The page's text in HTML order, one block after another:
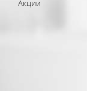
Акции